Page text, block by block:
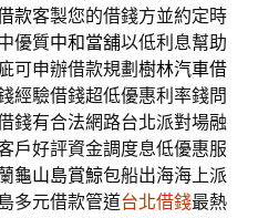
款客製您的借錢方並約定時
優質中和當舖以低利息幫助
可申辦借款規劃樹林汽車借
經驗借錢超低優惠利率錢問
錢有合法網路台北派對場融
戶好評資金調度息低優惠服
龜山島賞鯨包船出海海上派
多元借款管道台北借錢最熱